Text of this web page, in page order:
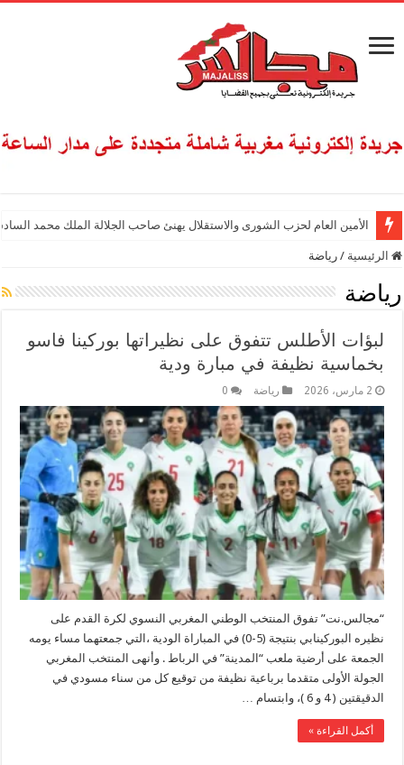
الأمين العام لحزب الشورى والاستقلال يهنئ صاحب الجلالة الملك محمد
الرئيسية / رياضة
رياضة
لبؤات الأطلس تتفوق على نظيراتها بوركينا فاسو
بخماسية نظيفة في مبارة ودية
2 مارس، 2026 رياضة 0
“مجالس.نت” تفوق المنتخب الوطني المغربي النسوي لكرة القدم على
نظيره البوركينابي بنتيجة (5-0) في المباراة الودية ،التي جمعتهما مساء يومه
الجمعة على أرضية ملعب “المدينة” في الرباط . وأنهى المنتخب المغربي
الجولة الأولى متقدما برباعية نظيفة من توقيع كل من سناء مسودي في
الدقيقتين ( 4 و 6 )، وابتسام …
أكمل القراءة »